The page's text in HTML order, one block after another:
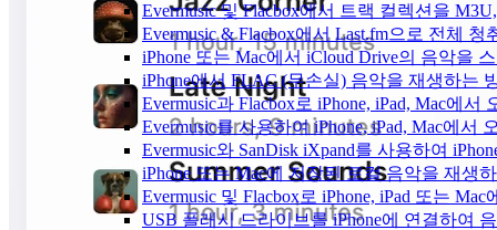
Evermusic 및 Flacbox에서 트랙 컬렉션을
Evermusic & Flacbox에서 Last.fm으로 전체 청
iPhone 또는 Mac에서 iCloud Drive의 음악을
iPhone에서 FLAC (무손실) 음악을 재생하는
Evermusic과 Flacbox로 iPhone, iPad, Mac에
Evermusic를 사용하여 iPhone, iPad, Mac에서
Evermusic와 SanDisk iXpand를 사용하여
iPhone 또는 Mac에 저장된 로컬 음악을 재생
Evermusic 및 Flacbox로 iPhone, iPad 또는
USB 플래시 드라이브를 iPhone에 연결하여